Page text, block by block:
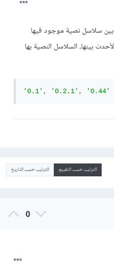
بين سلاسل نصية موجود فيها
بينها، السلاسل النصية بها
'0.1', '0.2.1', '0.44'
الترتيب حسب التقييم الترتيب حسب التاريخ
0